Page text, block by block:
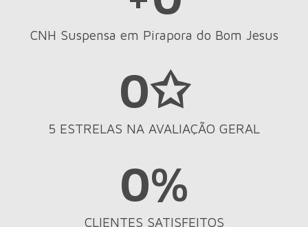
CNH Suspensa em Pirapora do Bom Jesus
5 ESTRELAS NA AVALIAÇÃO GERAL
0✩
CLIENTES SATISFEITOS
0%